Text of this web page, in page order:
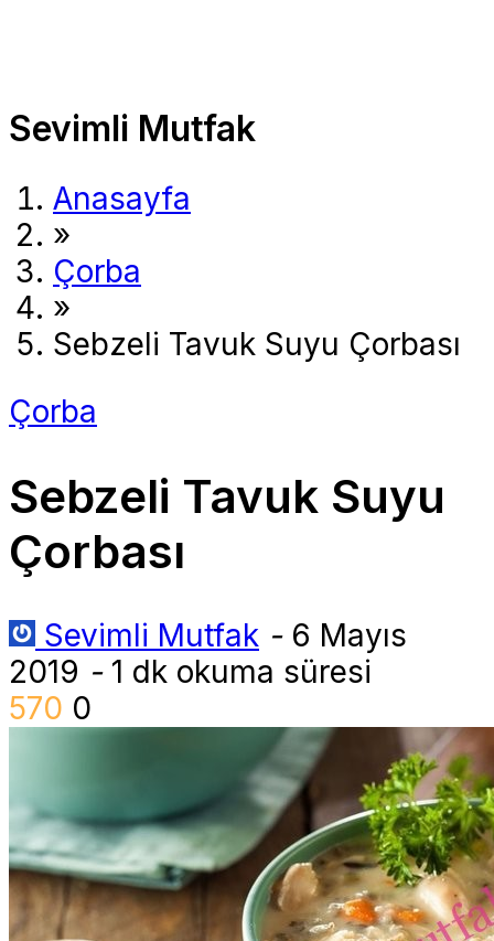
Sevimli Mutfak
Anasayfa
»
Çorba
»
Sebzeli Tavuk Suyu Çorbası
Çorba
Sebzeli Tavuk Suyu
Çorbası
Sevimli Mutfak - 6 Mayıs
2019 -1 dk okuma süresi
570 0